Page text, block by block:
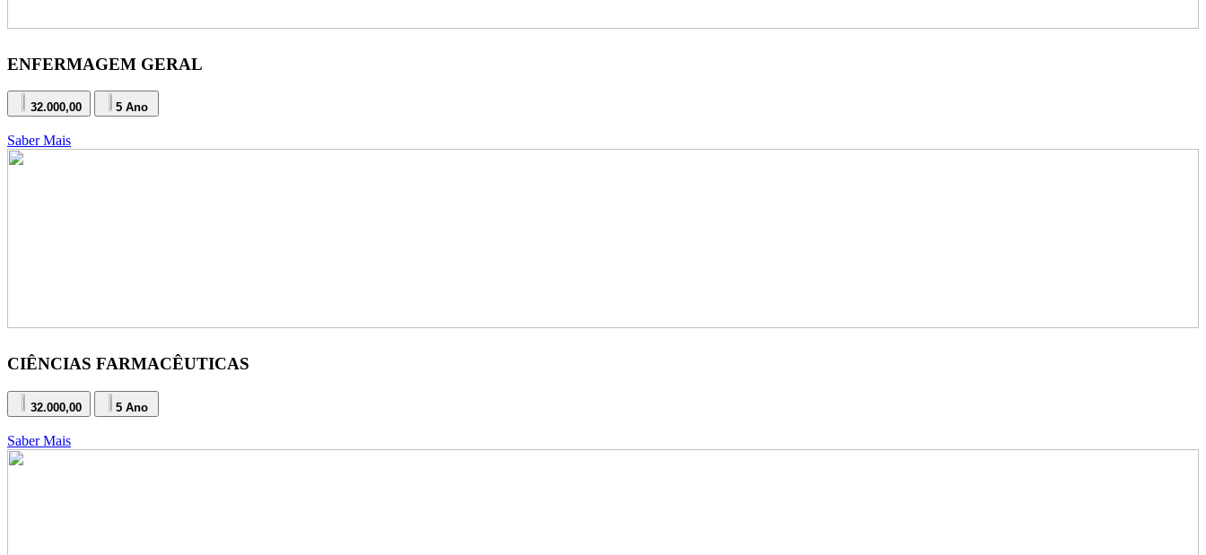
ENFERMAGEM GERAL
32.000,00 5 Ano
Saber Mais
CIÊNCIAS FARMACÊUTICAS
32.000,00 5 Ano
Saber Mais